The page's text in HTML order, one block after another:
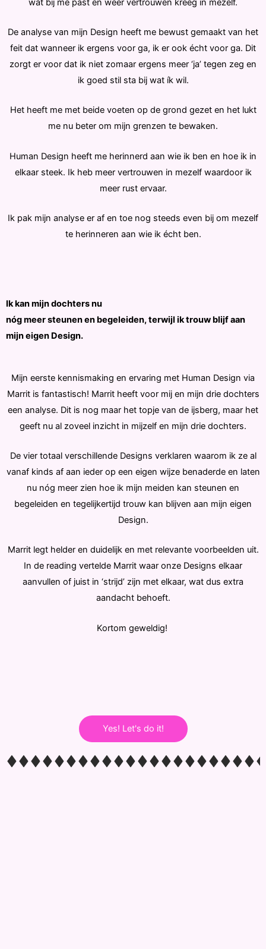
wat bij me past en weer vertrouwen kreeg in mezelf.
De analyse van mijn Design heeft me bewust gemaakt van het
feit dat wanneer ik ergens voor ga, ik er ook écht voor ga. Dit
zorgt er voor dat ik niet zomaar ergens meer ‘ja’ tegen zeg en
ik goed stil sta bij wat ík wil.
Het heeft me met beide voeten op de grond gezet en het lukt
me nu beter om mijn grenzen te bewaken.
Human Design heeft me herinnerd aan wie ik ben en hoe ik in
elkaar steek. Ik heb meer vertrouwen in mezelf waardoor ik
meer rust ervaar.
Ik pak mijn analyse er af en toe nog steeds even bij om mezelf
te herinneren aan wie ik écht ben.
Ik kan mijn dochters nu
nóg meer steunen en begeleiden, terwijl ik trouw blijf aan
mijn eigen Design.
Mijn eerste kennismaking en ervaring met Human Design via
Marrit is fantastisch! Marrit heeft voor mij en mijn drie dochters
een analyse. Dit is nog maar het topje van de ijsberg, maar het
geeft nu al zoveel inzicht in mijzelf en mijn drie dochters.
De vier totaal verschillende Designs verklaren waarom ik ze al
vanaf kinds af aan ieder op een eigen wijze benaderde en laten
nu nóg meer zien hoe ik mijn meiden kan steunen en
begeleiden en tegelijkertijd trouw kan blijven aan mijn eigen
Design.
Marrit legt helder en duidelijk en met relevante voorbeelden uit.
In de reading vertelde Marrit waar onze Designs elkaar
aanvullen of juist in ‘strijd’ zijn met elkaar, wat dus extra
aandacht behoeft.
Kortom geweldig!
Yes! Let's do it!